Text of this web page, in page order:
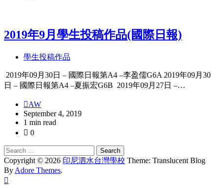
2019年9月學生投稿作品(國際日報)
學生投稿作品
2019年09月30日 – 國際日報第A4 –李盈儒G6A 2019年09月30
日 – 國際日報第A4 –夏振宏G6B 2019年09月27日 –…
AW
September 4, 2019
1 min read
0
Search
for:
Copyright © 2026 印尼泗水台灣學校 Theme: Translucent Blog
By Adore Themes.